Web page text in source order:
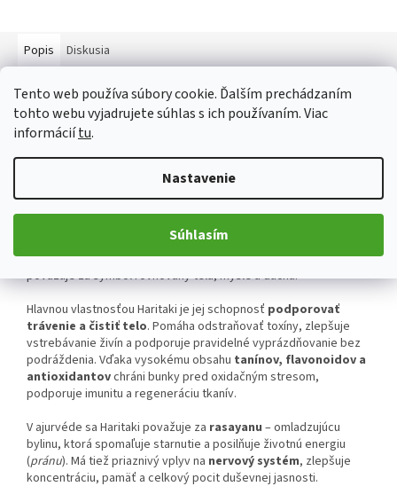
Tento web používa súbory cookie. Ďalším prechádzaním
tohto webu vyjadrujete súhlas s ich používaním. Viac
informáciítu.
Nastavenie
Súhlasím
Popis Diskusia
Podrobný popis
Haritaki (Terminalia chebula)
čistoty
často sa spomína v starých sanskrtských textoch ako
. Jej plody sú základnou súčasťou známej trojzložkovej
zmesiTriphala(spolu sAmalakiaBibhitaki), ktorá sa
považuje za symbol rovnováhy tela, mysle a ducha.
Hlavnou vlastnosťou Haritaki je jej schopnosť podporovať
trávenie a čistiť telo. Pomáha odstraňovať toxíny, zlepšuje
vstrebávanie živín a podporuje pravidelné vyprázdňovanie bez
podráždenia. Vďaka vysokému obsahu tanínov, flavonoidov a
antioxidantovchráni bunky pred oxidačným stresom,
podporuje imunitu a regeneráciu tkanív.
V ajurvéde sa Haritaki považuje za rasayanu – omladzujúcu
bylinu, ktorá spomaľuje starnutie a posilňuje životnú energiu
(pránu). Má tiež priaznivý vplyv na nervový systém, zlepšuje
koncentráciu, pamäť a celkový pocit duševnej jasnosti.